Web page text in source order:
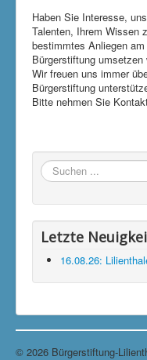
Haben Sie Interesse,
Talenten, Ihrem Wissen
bestimmtes Anliegen
Bürgerstiftung umsetzen
Wir freuen uns immer
Bürgerstiftung
Bitte nehmen Sie
Suchen
...
Letzte
16.08.26:
© 2026 Bürgerstiftung-